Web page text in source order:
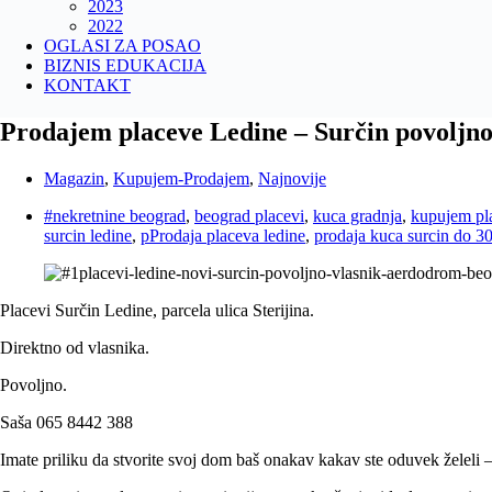
2023
2022
OGLASI ZA POSAO
BIZNIS EDUKACIJA
KONTAKT
Prodajem placeve Ledine – Surčin
Magazin, Kupujem-Prodajem, Najnovije
#nekretnine beograd, beograd placevi, kuca gradnja, kupujem
surcin ledine, pProdaja placeva ledine, prodaja kuca surcin do
Placevi Surčin Ledine, parcela ulica Sterijina.
Direktno od vlasnika.
Povoljno.
Saša 065 8442 388
Imate priliku da stvorite svoj dom baš onakav kakav ste oduvek